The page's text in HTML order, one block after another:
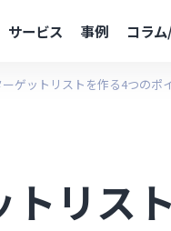
サービス 事例 コラ
ゲットリストを作る4つのポ
リス